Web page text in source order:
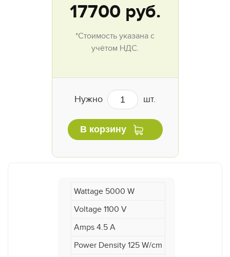
17700 руб.
*Стоимость указана с
учётом НДС.
Нужно шт.
В корзину
Wattage 5000 W
Voltage 1100 V
Amps 4.5 A
Power Density 125 W/cm